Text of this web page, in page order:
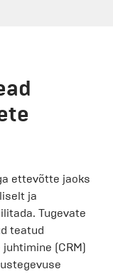
ettevõtte jaoks
ja
Tugevate
teatud
(CRM)